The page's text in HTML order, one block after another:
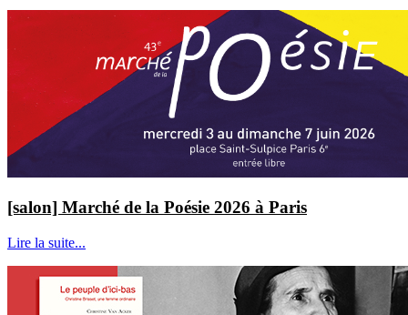
[salon] Marché de la Poésie 2026 à Paris
Lire la suite...